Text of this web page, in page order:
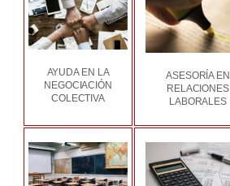
AYUDA EN LA
NEGOCIACIÓN
COLECTIVA
ASESORÍA EN
RELACIONES
LABORALES